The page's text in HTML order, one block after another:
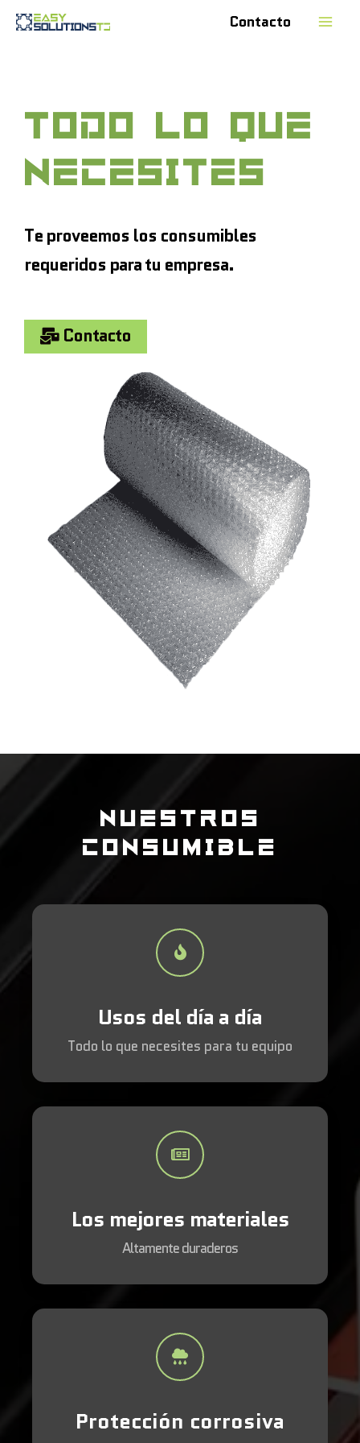
Contacto
TODO LO QUE
NECESITES
Te proveemos los consumibles
requeridos para tu empresa.
Contacto
NUESTROS
CONSUMIBLE
Usos del día a día
Todo lo que necesites para tu equipo
Los mejores materiales
Altamente duraderos
Protección corrosiva